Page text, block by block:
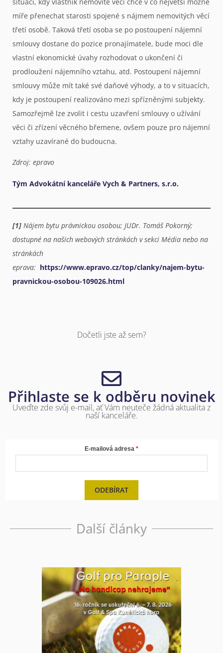
míře přenechat starosti spojené s nájmem nemovitých věcí
třetí osobě. Taková třetí osoba se po postoupení nájemní
smlouvy dostane do pozice pronajímatele, bude moci dle
vlastní ekonomické úvahy rozhodovat o ukončení či
prodloužení nájemního vztahu, atd. Postoupení nájemní
smlouvy může mít také své daňové výhody, a to v situacích,
kdy je postoupení realizováno mezi spřízněnými subjekty.
Samozřejmě lze zvolit i cestu uzavření smlouvy o užívání
věci či zřízení věcného břemene, ovšem pouze pro nájemní
vztahy uzavírané do budoucna.
Zdroj: epravo
Tým Advokátní kanceláře Vych & Partners, s.r.o.
[1] Nájem bytu právnickou osobou; JUDr. Tomáš Pokorný;
dostupné na našich webových stránkách v sekci Média nebo na
stránkách
eprava: https://www.epravo.cz/top/clanky/najem-bytu-
pravnickou-osobou-109026.html
Dočetli jste až sem?
Přihlaste se k odběru novinek
Uveďte zde svůj e-mail, ať Vám neuteče žádná aktualita z
naší kanceláře.
E-mailová adresa
ODEBÍRAT
Další články